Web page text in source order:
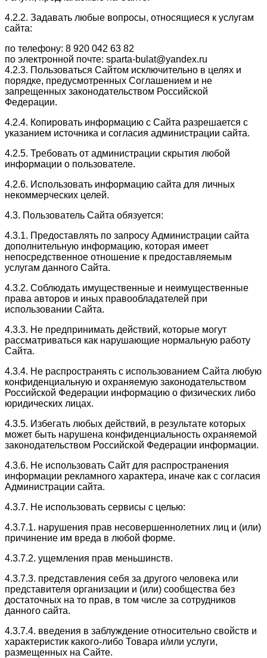
4.2.2. Задавать любые вопросы, относящиеся к услугам
сайта:
по телефону: 8 920 042 63 82
по электронной почте: sparta-bulat@yandex.ru
4.2.3. Пользоваться Сайтом исключительно в целях и
порядке, предусмотренных Соглашением и не
запрещенных законодательством Российской
Федерации.
4.2.4. Копировать информацию с Сайта разрешается с
указанием источника и согласия администрации сайта.
4.2.5. Требовать от администрации скрытия любой
информации о пользователе.
4.2.6. Использовать информацию сайта для личных
некоммерческих целей.
4.3. Пользователь Сайта обязуется:
4.3.1. Предоставлять по запросу Администрации сайта
дополнительную информацию, которая имеет
непосредственное отношение к предоставляемым
услугам данного Сайта.
4.3.2. Соблюдать имущественные и неимущественные
права авторов и иных правообладателей при
использовании Сайта.
4.3.3. Не предпринимать действий, которые могут
рассматриваться как нарушающие нормальную работу
Сайта.
4.3.4. Не распространять с использованием Сайта любую
конфиденциальную и охраняемую законодательством
Российской Федерации информацию о физических либо
юридических лицах.
4.3.5. Избегать любых действий, в результате которых
может быть нарушена конфиденциальность охраняемой
законодательством Российской Федерации информации.
4.3.6. Не использовать Сайт для распространения
информации рекламного характера, иначе как с согласия
Администрации сайта.
4.3.7. Не использовать сервисы с целью:
4.3.7.1. нарушения прав несовершеннолетних лиц и (или)
причинение им вреда в любой форме.
4.3.7.2. ущемления прав меньшинств.
4.3.7.3. представления себя за другого человека или
представителя организации и (или) сообщества без
достаточных на то прав, в том числе за сотрудников
данного сайта.
4.3.7.4. введения в заблуждение относительно свойств и
характеристик какого-либо Товара и/или услуги,
размещенных на Сайте.